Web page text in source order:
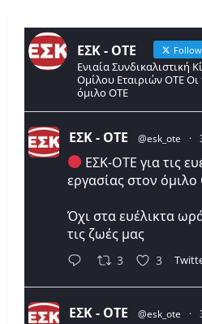
ΕΣΚ - ΟΤΕ Follow
Ενιαία Συνδικαλιστική
Ομίλου Εταιριών ΟΤΕ Οι
όμιλο ΟΤΕ
ΕΣΚ - ΟΤΕ @esk_ote ·
ΕΣΚ-ΟΤΕ για τις
εργασίας στον
Όχι στα ευέλικτα
τις ζωές μας
3 3
ΕΣΚ - ΟΤΕ @esk_ote ·